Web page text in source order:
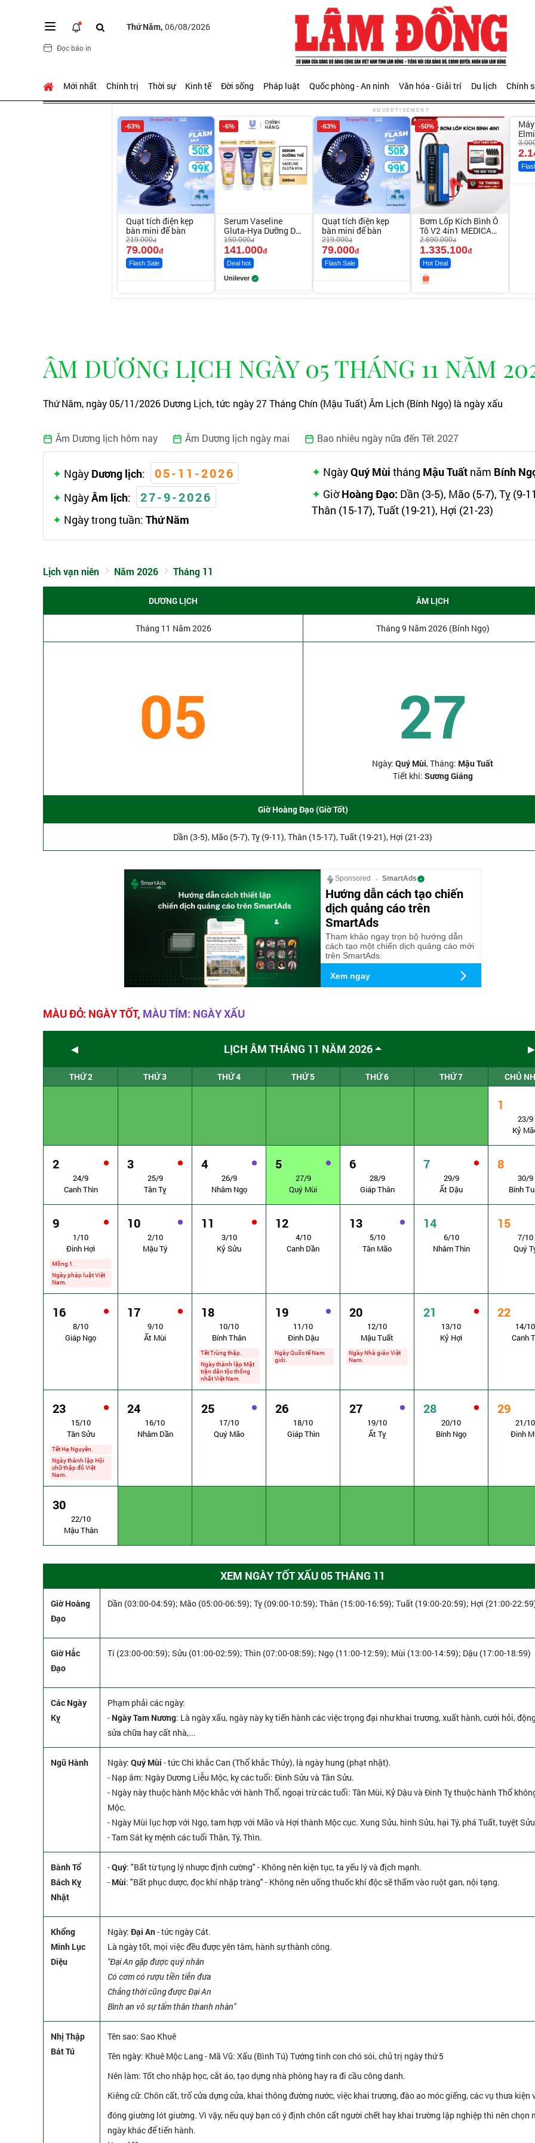
Thứ Năm, 06/08/2026
Đọc báo in
Mới nhất Chính trị Thời sự Kinh tế Đời sống Pháp luật Quốc phòng - An ninh Văn hóa - Giải trí Du lịch Chính
ADVERTISEMENT
-63%
Quạt tích điện kẹp
bàn mini để bàn
219.000đ
79.000đ
Flash Sale
-6%
Serum Vaseline
Gluta-Hya Dưỡng Da
Sáng Mịn Sau 7
Ngày
150.000đ
141.000đ
Deal hot
Unilever
-63%
Quạt tích điện kẹp
bàn mini để bàn
219.000đ
79.000đ
Flash Sale
-50%
Bơm Lốp Kích Bình Ô
Tô V2 4in1 MEDICAR
– 12.000mAh
2.690.000đ
1.335.100đ
Hot Deal
-28%
ÂM DƯƠNG LỊCH NGÀY 05 THÁNG 11 NĂM
Thứ Năm, ngày 05/11/2026 Dương Lịch, tức ngày 27 Tháng Chín (Mậu Tuất) Âm Lịch (Bính Ngọ) là ngày xấu
Âm Dương lịch hôm nay Âm Dương lịch ngày mai Bao nhiêu ngày nữa đến Tết 2027
Ngày Dương lịch: 05-11-2026
NgàyÂm lịch: 27-9-2026
Ngày trong tuần: Thứ Năm
NgàyQuý Mùi tháng Mậu Tuất năm Bính
GiờHoàng Đạo: Dần (3-5), Mão (5-7), Tỵ (9-
Thân (15-17), Tuất (19-21), Hợi (21-23)
Lịch vạn niên Năm 2026 Tháng 11
DƯƠNG LỊCH ÂM LỊCH
Tháng 11 Năm 2026 Tháng 9 Năm 2026 (Bính Ngọ)
05 27
Ngày: Quý Mùi, Tháng: Mậu Tuất
Tiết khí: Sương Giáng
Giờ Hoàng Đạo (Giờ Tốt)
Dần (3-5), Mão (5-7), Tỵ (9-11), Thân (15-17), Tuất (19-21), Hợi (21-23)
Sponsored SmartAds
Hướng dẫn cách tạo chiến
dịch quảng cáo trên
SmartAds
Tham khảo ngay trọn bộ hướng dẫn
cách tạo một chiến dịch quảng cáo mới
trên SmartAds.
Xem ngay
MÀU ĐỎ: NGÀY TỐT, MÀU TÍM: NGÀY XẤU
◄ LỊCH ÂM THÁNG 11 NĂM 2026
THỨ 2 THỨ 3 THỨ 4 THỨ 5 THỨ 6 THỨ 7 CHỦ
1
23/9
Kỷ
2
24/9
Canh Thìn
3
25/9
Tân Tỵ
4
26/9
Nhâm Ngọ
5
27/9
Quý Mùi
6
28/9
Giáp Thân
7
29/9
Ất Dậu
8
30/9
Bính
9
1/10
Đinh Hợi
Mồng 1.
Ngày pháp luật Việt
Nam.
10
2/10
Mậu Tý
11
3/10
Kỷ Sửu
12
4/10
Canh Dần
13
5/10
Tân Mão
14
6/10
Nhâm Thìn
15
7/10
Quý
16
8/10
Giáp Ngọ
17
9/10
Ất Mùi
18
10/10
Bính Thân
Tết Trùng thập.
Ngày thành lập Mặt
trận dân tộc thống
nhất Việt Nam.
19
11/10
Đinh Dậu
Ngày Quốc tế Nam
giới.
20
12/10
Mậu Tuất
Ngày Nhà giáo Việt
Nam.
21
13/10
Kỷ Hợi
22
14/10
Canh
23
15/10
Tân Sửu
Tết Hạ Nguyên.
Ngày thành lập Hội
chữ thập đỏ Việt
Nam.
24
16/10
Nhâm Dần
25
17/10
Quý Mão
26
18/10
Giáp Thìn
27
19/10
Ất Tỵ
28
20/10
Bính Ngọ
29
21/10
Đinh
30
22/10
Mậu Thân
XEM NGÀY TỐT XẤU 05 THÁNG 11
Giờ Hoàng
Đạo
Dần (03:00-04:59); Mão (05:00-06:59); Tỵ (09:00-10:59); Thân (15:00-16:59); Tuất (19:00-20:59); Hợi (21:00-
Giờ Hắc
Đạo
Tí (23:00-00:59); Sửu (01:00-02:59); Thìn (07:00-08:59); Ngọ (11:00-12:59); Mùi (13:00-14:59); Dậu (17:00-18:59)
Các Ngày
Kỵ
Phạm phải các ngày:
- Ngày Tam Nương: Là ngày xấu, ngày này kỵ tiến hành các việc trọng đại như khai trương, xuất hành, cưới hỏi,
sửa chữa hay cất nhà,...
Ngũ Hành Ngày: Quý Mùi - tức Chi khắc Can (Thổ khắc Thủy), là ngày hung (phạt nhật).
- Nạp âm: Ngày Dương Liễu Mộc, kỵ các tuổi: Đinh Sửu và Tân Sửu.
- Ngày này thuộc hành Mộc khắc với hành Thổ, ngoại trừ các tuổi: Tân Mùi, Kỷ Dậu và Đinh Tỵ thuộc hành Thổ
Mộc.
- Ngày Mùi lục hợp với Ngọ, tam hợp với Mão và Hợi thành Mộc cục. Xung Sửu, hình Sửu, hại Tý, phá Tuất, tuyệt
- Tam Sát kỵ mệnh các tuổi Thân, Tý, Thìn.
Bành Tổ
Bách Kỵ
Nhật
-Quý: "Bất từ tụng lý nhược định cường" - Không nên kiện tục, ta yếu lý và địch mạnh.
- Mùi: "Bất phục dược, đọc khí nhập tràng" - Không nên uống thuốc khí độc sẽ thấm vào ruột gan, nội tạng.
Khổng
Minh Lục
Diệu
Ngày: Đại An- tức ngày Cát.
Là ngày tốt, mọi việc đều được yên tâm, hành sự thành công.
"Đại An gặp được quý nhân
Có cơm có rượu tiền tiễn đưa
Chẳng thời cũng được Đại An
Bình an vô sự tấm thân thanh nhàn"
Nhị Thập
Bát Tú
Tên sao: Sao Khuê
Tên ngày: Khuê Mộc Lang - Mã Vũ: Xấu (Bình Tú) Tướng tinh con chó sói, chủ trị ngày thứ 5
Nên làm: Tốt cho nhập học, cắt áo, tạo dựng nhà phòng hay ra đi cầu công danh.
Kiêng cữ: Chôn cất, trổ cửa dựng cửa, khai thông đường nước, việc khai trương, đào ao móc giếng, các vụ thưa kiện
đóng giường lót giường. Vì vậy, nếu quý bạn có ý định chôn cất người chết hay khai trường lập nghiệp thì nên chọn
ngày khác để tiến hành.